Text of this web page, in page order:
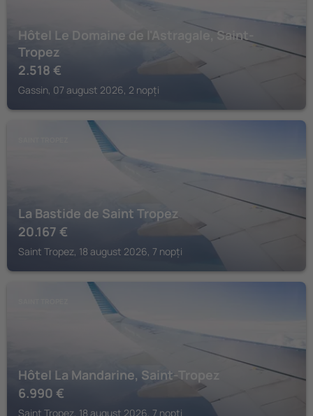
Hôtel Le Domaine de l'Astragale, Saint-
Tropez
2.518 €
Gassin, 07 august 2026, 2 nopți
La Bastide de Saint Tropez
20.167 €
Saint Tropez, 18 august 2026, 7 nopți
Hôtel La Mandarine, Saint-Tropez
6.990 €
Saint Tropez, 18 august 2026, 7 nopți